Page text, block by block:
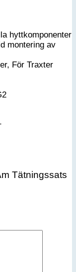
hyttkomponenter
montering av
För Traxter
Tätningssats